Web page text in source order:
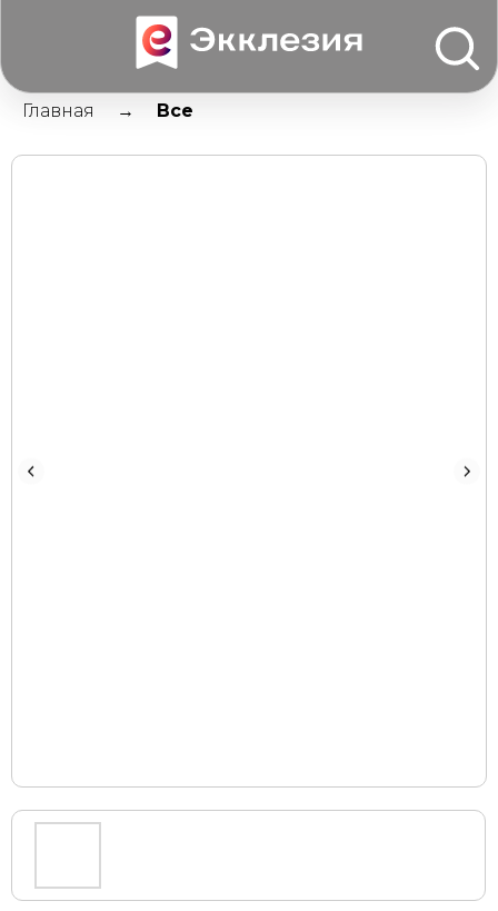
Главная Все